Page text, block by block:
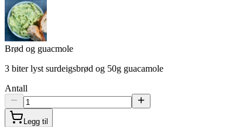
Brød og guacmole
3 biter lyst surdeigsbrød og 50g guacamole
Antall
Legg til